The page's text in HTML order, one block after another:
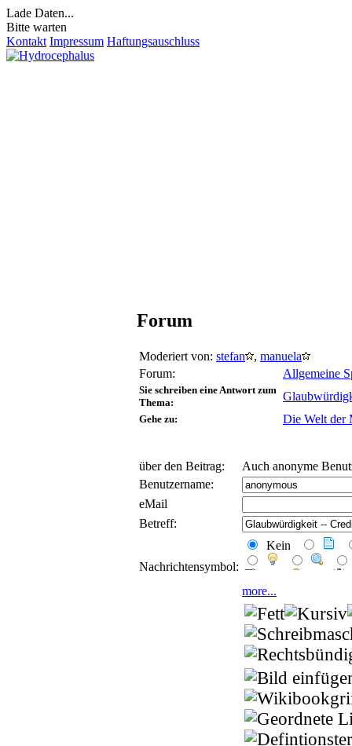
Lade Daten...
Bitte warten
Kontakt Impressum Haftungsauschluss
Forum
Moderiert von: stefan , manuela
Forum:
Allgemeine
Sie schreiben eine Antwort zum
Thema:
Gehe zu: Die Welt der
über den Beitrag:
Auch anonyme
Benutzername:
eMail
Betreff:
Nachrichtensymbol:
Kein
more...